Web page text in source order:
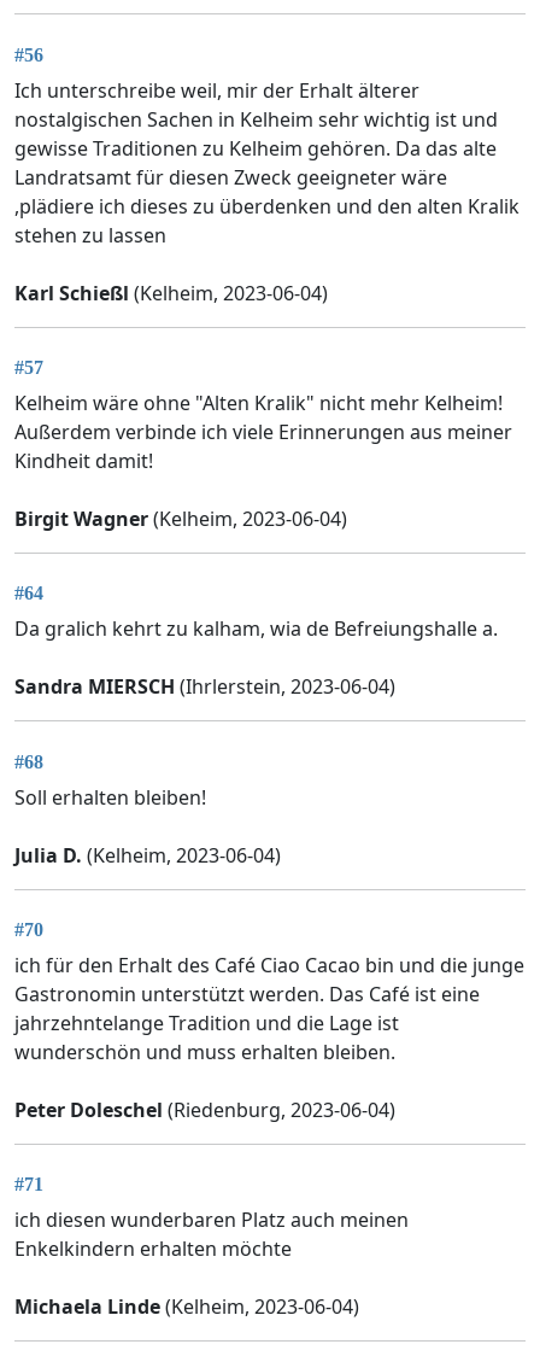
#56
Ich unterschreibe weil, mir der Erhalt älterer
nostalgischen Sachen in Kelheim sehr wichtig ist und
gewisse Traditionen zu Kelheim gehören. Da das alte
Landratsamt für diesen Zweck geeigneter wäre
,plädiere ich dieses zu überdenken und den alten Kralik
stehen zu lassen
Karl Schießl (Kelheim, 2023-06-04)
#57
Kelheim wäre ohne "Alten Kralik" nicht mehr Kelheim!
Außerdem verbinde ich viele Erinnerungen aus meiner
Kindheit damit!
Birgit Wagner(Kelheim, 2023-06-04)
#64
Da gralich kehrt zu kalham, wia de Befreiungshalle a.
Sandra MIERSCH (Ihrlerstein, 2023-06-04)
#68
Soll erhalten bleiben!
Julia D. (Kelheim, 2023-06-04)
#70
ich für den Erhalt des Café Ciao Cacao bin und die junge
Gastronomin unterstützt werden. Das Café ist eine
jahrzehntelange Tradition und die Lage ist
wunderschön und muss erhalten bleiben.
Peter Doleschel (Riedenburg, 2023-06-04)
#71
ich diesen wunderbaren Platz auch meinen
Enkelkindern erhalten möchte
Michaela Linde(Kelheim, 2023-06-04)